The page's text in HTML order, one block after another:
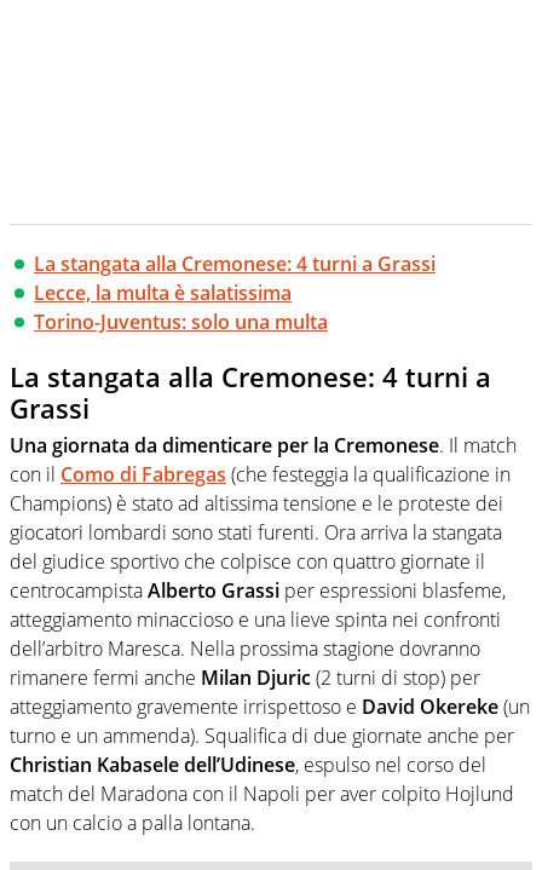
La stangata alla Cremonese: 4 turni a Grassi
Lecce, la multa è salatissima
Torino-Juventus: solo una multa
La stangata alla Cremonese: 4 turni a
Grassi
Una giornata da dimenticare per la Cremonese. Il match
con il Como di Fabregas (che festeggia la qualificazione in
Champions) è stato ad altissima tensione e le proteste dei
giocatori lombardi sono stati furenti. Ora arriva la stangata
del giudice sportivo che colpisce con quattro giornate il
centrocampistaAlberto Grassi per espressioni blasfeme,
atteggiamento minaccioso e una lieve spinta nei confronti
dell’arbitro Maresca. Nella prossima stagione dovranno
rimanere fermi anche Milan Djuric(2 turni di stop) per
atteggiamento gravemente irrispettoso e David Okereke(un
turno e un ammenda). Squalifica di due giornate anche per
Christian Kabasele dell’Udinese, espulso nel corso del
match del Maradona con il Napoli per aver colpito Hojlund
con un calcio a palla lontana.